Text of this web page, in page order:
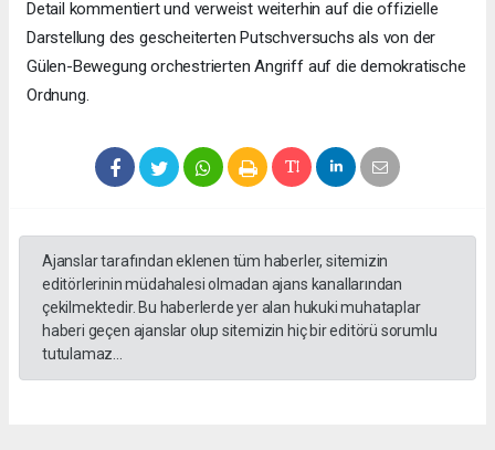
Detail kommentiert und verweist weiterhin auf die offizielle
Darstellung des gescheiterten Putschversuchs als von der
Gülen-Bewegung orchestrierten Angriff auf die demokratische
Ordnung.
Ajanslar tarafından eklenen tüm haberler, sitemizin
editörlerinin müdahalesi olmadan ajans kanallarından
çekilmektedir. Bu haberlerde yer alan hukuki muhataplar
haberi geçen ajanslar olup sitemizin hiç bir editörü sorumlu
tutulamaz...